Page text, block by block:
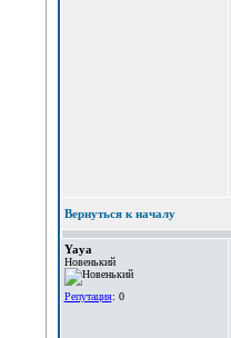
Вернуться к началу
Yaya
Новенький
Репутация: 0